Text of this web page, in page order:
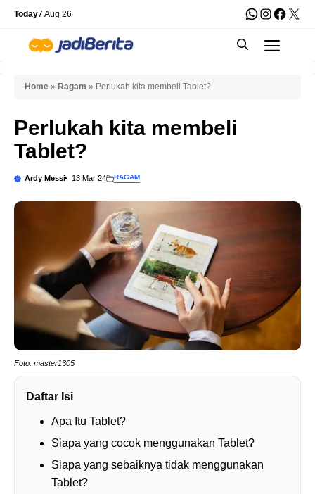
Skip
content
Today7 Aug 26 WhatsApp
X
Home » Ragam » Perlukah kita membeli Tablet?
Perlukah kita membeli
Tablet?
Ardy Messi 13 Mar 24 RAGAM
Foto: master1305
Daftar Isi
Apa Itu Tablet?
Siapa yang cocok menggunakan Tablet?
Siapa yang sebaiknya tidak menggunakan
Tablet?